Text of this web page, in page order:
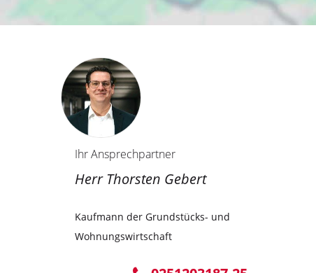
Ihr Ansprechpartner
Herr Thorsten Gebert
Kaufmann der Grundstücks- und
Wohnungswirtschaft